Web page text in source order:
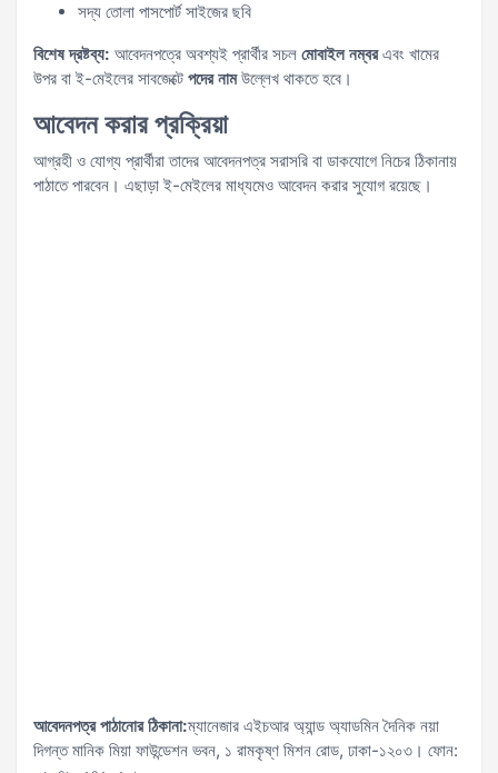
সদ্য তোলা পাসপোর্ট সাইজের ছবি
বিশেষ দ্রষ্টব্য: আবেদনপত্রে অবশ্যই প্রার্থীর সচল মোবাইল নম্বরএবং খামের
উপর বা ই-মেইলের সাবজেক্টে পদের নামউল্লেখ থাকতে হবে।
আবেদন করার প্রক্রিয়া
আগ্রহী ও যোগ্য প্রার্থীরা তাদের আবেদনপত্র সরাসরি বা ডাকযোগে নিচের ঠিকানায়
পাঠাতে পারবেন। এছাড়া ই-মেইলের মাধ্যমেও আবেদন করার সুযোগ রয়েছে।
আবেদনপত্র পাঠানোর ঠিকানা:ম্যানেজার এইচআর অ্যান্ড অ্যাডমিন দৈনিক নয়া
দিগন্ত মানিক মিয়া ফাউন্ডেশন ভবন, ১ রামকৃষ্ণ মিশন রোড, ঢাকা-১২০৩। ফোন: